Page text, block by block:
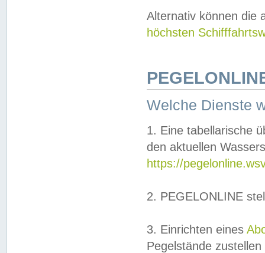
Alternativ können die
höchsten
Welche Dienste
1. Eine tabellarische
den aktuellen
https://
2. PEGELONLINE
3. Einrichten eines
Pegelstände